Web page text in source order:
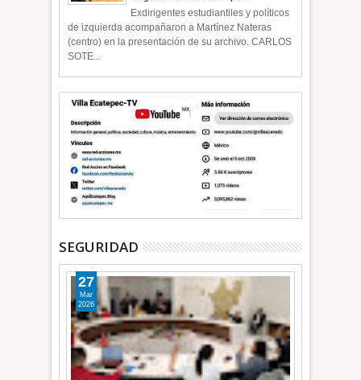
Exdirigentes estudiantiles y políticos
de izquierda acompañaron a Martínez Nateras
(centro) en la presentación de su archivo. CARLOS
SOTE...
SEGURIDAD
27
Mar
2026